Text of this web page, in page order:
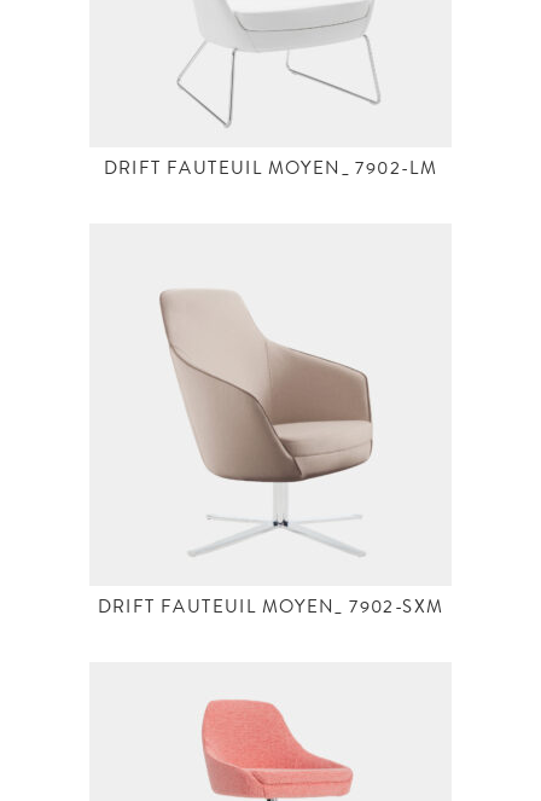
DRIFT FAUTEUIL MOYEN_ 7902-LM
DRIFT FAUTEUIL MOYEN_ 7902-SXM